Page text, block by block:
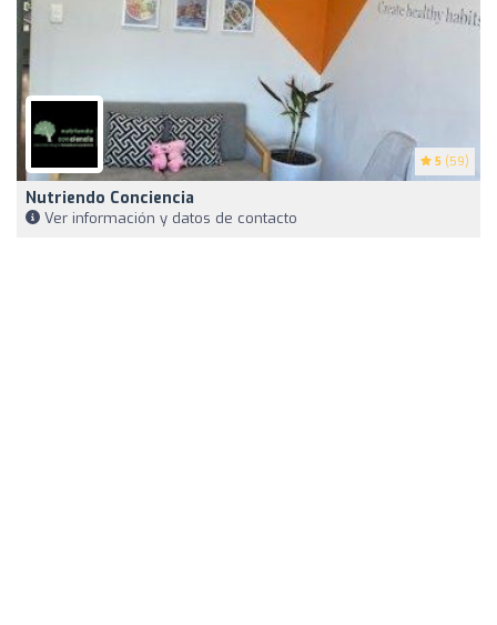
5 (59)
Nutriendo Conciencia
Ver información y datos de contacto